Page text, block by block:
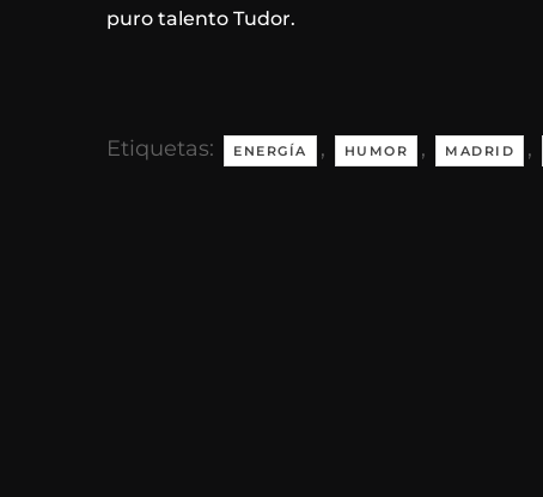
puro talento Tudor.
Etiquetas: ENERGÍA , HUMOR , MADRID ,